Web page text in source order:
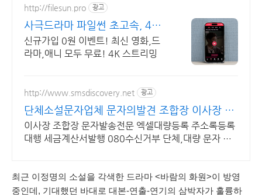
http://filesun.pro 광고
사극드라마 파일썬 초고속, 4K
실시간 보기!
신규가입 0원 이벤트! 최신 영화,드
라마,애니 모두 무료! 4K 스트리밍
http://www.smsdiscovery.net 광고
단체소설문자업체 문자의발견 조합장 이사장 문
자발송
이사장 조합장 문자발송전문 엑셀대량등록 주소록등록
대행 세금계산서발행 080수신거부 단체,대량 문자 저
최근 이정명의 소설을 각색한 드라마 <바람의 화원>이 방영
중인데, 기대했던 바대로 대본-연출-연기의 삼박자가 훌륭하